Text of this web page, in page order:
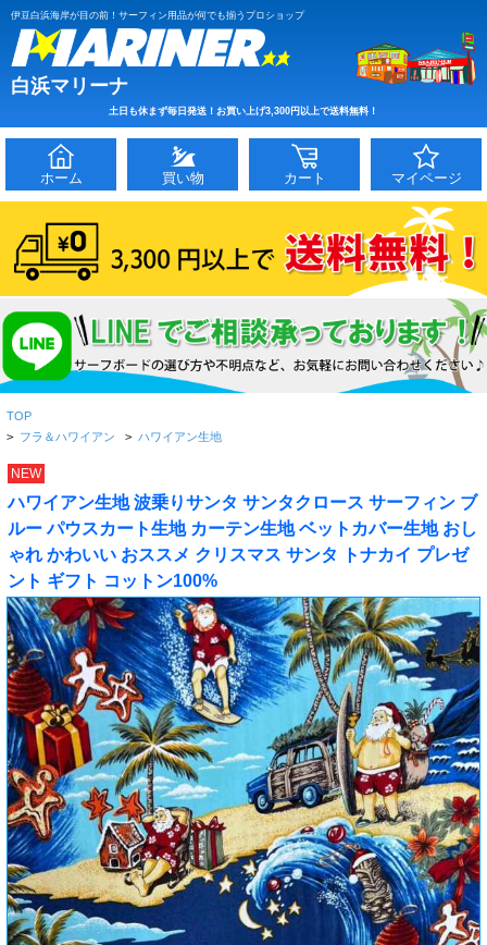
伊豆白浜海岸が目の前！サーフィン用品が何でも揃うプロショップ
白浜マリーナ
土日も休まず毎日発送！お買い上げ3,300円以上で送料無料！
ホーム 買い物 カート マイページ
TOP
> フラ＆ハワイアン > ハワイアン生地
NEW
ハワイアン生地 波乗りサンタ サンタクロース サーフィン ブ
ルー パウスカート生地 カーテン生地 ベットカバー生地 おし
ゃれ かわいい おススメ クリスマス サンタ トナカイ プレゼ
ント ギフト コットン100%